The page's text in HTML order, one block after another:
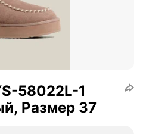
58022L-1
Размер 37